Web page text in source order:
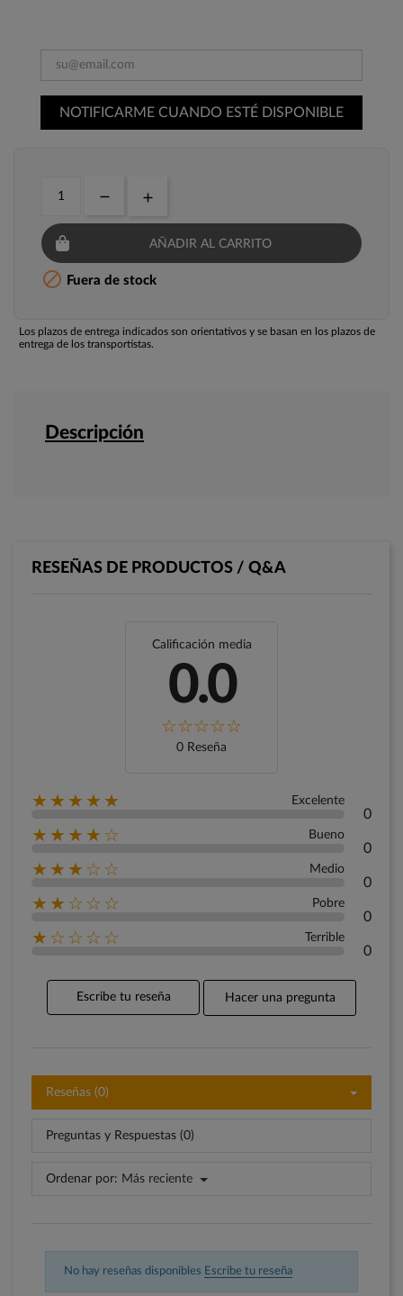
NOTIFICARME CUANDO ESTÉ DISPONIBLE
AÑADIR AL CARRITO
 Fuera de stock
Los plazos de entrega indicados son orientativos y se basan en los plazos de
entrega de los transportistas.
Descripción
RESEÑAS DE PRODUCTOS / Q&A
Calificación media
0.0
0 Reseña
★★★★★ Excelente
0
★★★★☆ Bueno
0
★★★☆☆ Medio
0
★★☆☆☆ Pobre
0
★☆☆☆☆ Terrible
0
Escribe tu reseña Hacer una pregunta
Reseñas (0)
Preguntas y Respuestas (0)
Ordenar por: Más reciente
No hay reseñas disponibles Escribe tu reseña